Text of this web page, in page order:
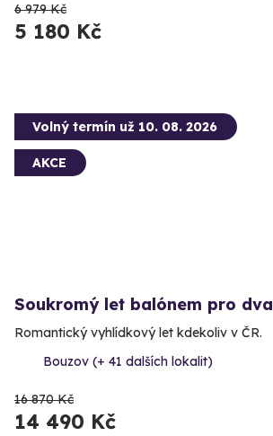
6 979 Kč
5 180 Kč
Volný termín už 10. 08. 2026
AKCE
Soukromý let balónem pro dva
Romantický vyhlídkový let kdekoliv v ČR.
Bouzov (+ 41 dalších lokalit)
16 870 Kč
14 490 Kč